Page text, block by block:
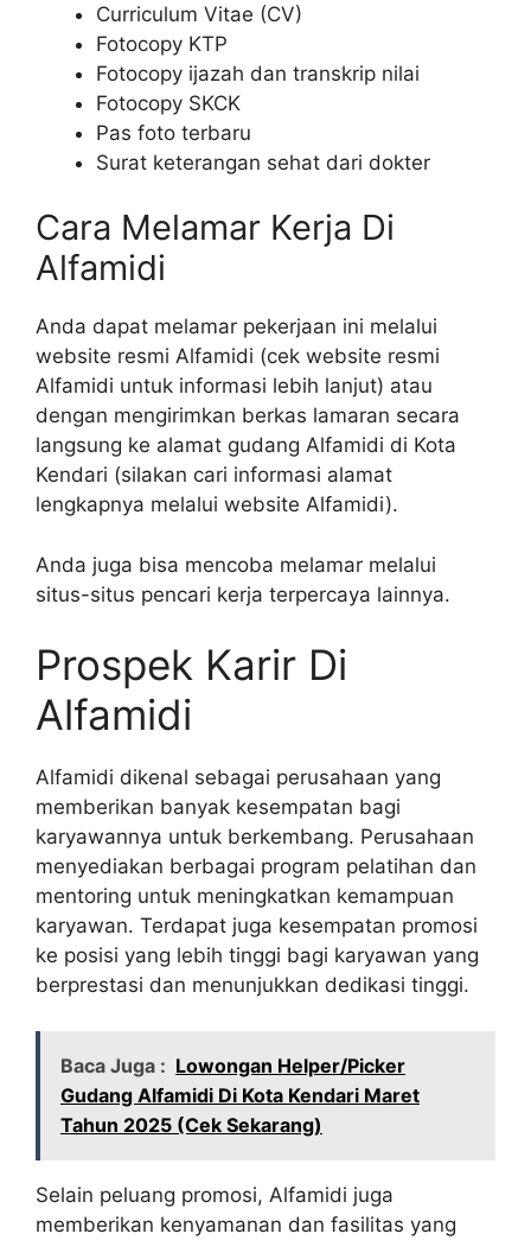
Curriculum Vitae (CV)
Fotocopy KTP
Fotocopy ijazah dan transkrip nilai
Fotocopy SKCK
Pas foto terbaru
Surat keterangan sehat dari dokter
Cara Melamar Kerja Di
Alfamidi
Anda dapat melamar pekerjaan ini melalui
website resmi Alfamidi (cek website resmi
Alfamidi untuk informasi lebih lanjut) atau
dengan mengirimkan berkas lamaran secara
langsung ke alamat gudang Alfamidi di Kota
Kendari (silakan cari informasi alamat
lengkapnya melalui website Alfamidi).
Anda juga bisa mencoba melamar melalui
situs-situs pencari kerja terpercaya lainnya.
Prospek Karir Di
Alfamidi
Alfamidi dikenal sebagai perusahaan yang
memberikan banyak kesempatan bagi
karyawannya untuk berkembang. Perusahaan
menyediakan berbagai program pelatihan dan
mentoring untuk meningkatkan kemampuan
karyawan. Terdapat juga kesempatan promosi
ke posisi yang lebih tinggi bagi karyawan yang
berprestasi dan menunjukkan dedikasi tinggi.
Baca Juga : Lowongan Helper/Picker
Gudang Alfamidi Di Kota Kendari Maret
Tahun 2025 (Cek Sekarang)
Selain peluang promosi, Alfamidi juga
memberikan kenyamanan dan fasilitas yang